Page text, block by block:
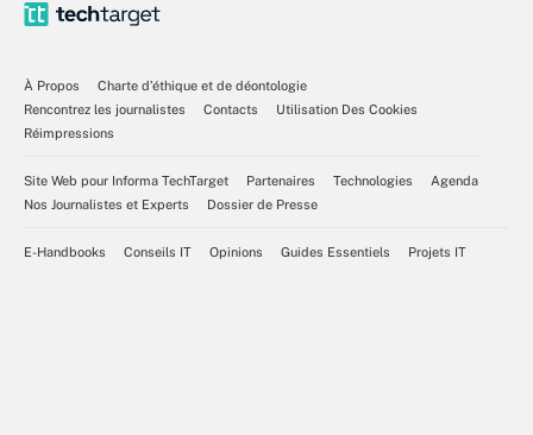
À Propos
Charte d’éthique et de déontologie
Rencontrez les journalistes
Contacts
Utilisation Des Cookies
Réimpressions
Site Web pour Informa TechTarget Partenaires Technologies
Agenda
Nos Journalistes et Experts
Dossier de Presse
E-Handbooks Conseils IT Opinions Guides Essentiels Projets IT